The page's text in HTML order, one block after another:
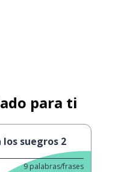
para ti
los suegros 2
9 palabras/frases